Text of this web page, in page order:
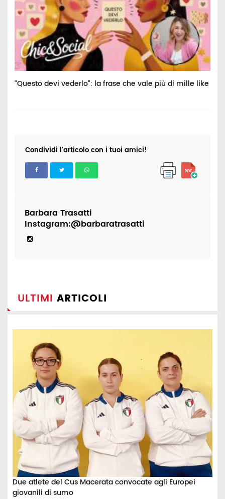
"Questo devi vederlo": la frase che vale più di mille like
Condividi l'articolo con i tuoi amici!
Barbara Trasatti
Instagram:@barbaratrasatti
ULTIMI ARTICOLI
Due atlete del Cus Macerata convocate agli Europei
giovanili di sumo